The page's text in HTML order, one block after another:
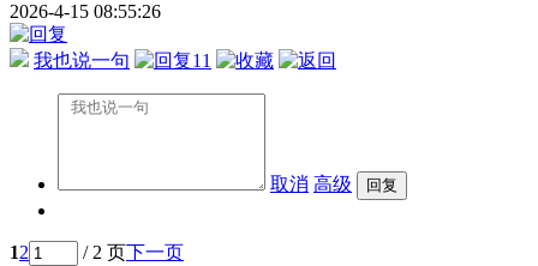
2026-4-15 08:55:26
我也说一句 11
取消 高级
12 / 2 页下一页